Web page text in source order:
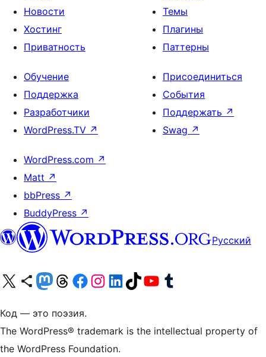
Новости
Хостинг
Приватность
Темы
Плагины
Паттерны
Обучение
Поддержка
Разработчики
WordPress.TV ↗
Присоединиться
События
Поддержать ↗
Swag ↗
WordPress.com ↗
Matt ↗
bbPress ↗
BuddyPress ↗
Русский
Посетите нас в X (ранее Twitter)
Посетите нашу учётную запись в Bluesky
Посетите нашу ленту в Mastodon
Посетите нашу учётную запись в Threads
Посетите нашу страницу на Facebook
Посетите наш Instagram
Посетите нашу страницу в LinkedIn
Посетите нашу учётную запись в TikTok
Посетите наш канал YouTube
Посетите нашу учётную запись в Tumblr
Код — это поэзия.
The WordPress® trademark is the intellectual property of
the WordPress Foundation.